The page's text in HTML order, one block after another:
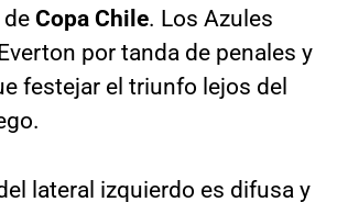
Copa Chile. Los Azules
por tanda de penales y
festejar el triunfo lejos del
lateral izquierdo es difusa y